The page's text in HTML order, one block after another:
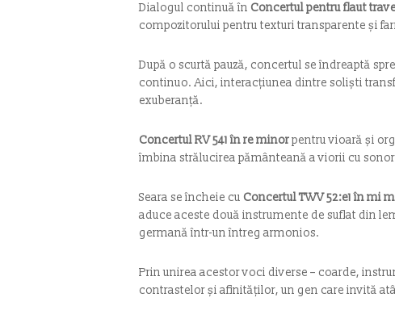
Dialogul continuă în Concertul pentru flaut
compozitorului pentru texturi transparente și
După o scurtă pauză, concertul se îndreaptă
continuo. Aici, interacțiunea dintre soliști
exuberanță.
Concertul RV 541 în re minorpentru vioară și
îmbina strălucirea pământeană a viorii cu
Seara se încheie cu Concertul TWV 52:e1 în mi
aduce aceste două instrumente de suflat din
germană într-un întreg armonios.
Prin unirea acestor voci diverse – coarde,
contrastelor și afinităților, un gen care invită